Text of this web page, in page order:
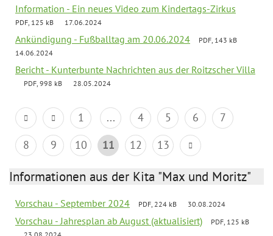
Information - Ein neues Video zum Kindertags-Zirkus
PDF, 125 kB 17.06.2024
Ankündigung - Fußballtag am 20.06.2024
PDF, 143 kB
14.06.2024
Bericht - Kunterbunte Nachrichten aus der Roitzscher Villa
PDF, 998 kB 28.05.2024
1 ... 4 5 6
7
8
9 10 11 12 13
Informationen aus der Kita "Max und Moritz"
Vorschau - September 2024 PDF, 224 kB 30.08.2024
Vorschau - Jahresplan ab August (aktualisiert)
PDF, 125 kB